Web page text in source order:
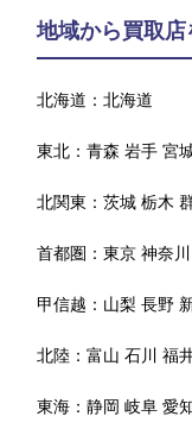
地域から買取店
北海道：北海道
東北：青森 岩手 宮
北関東：茨城 栃木
首都圏：東京 神奈川
甲信越： 山梨 長野
北陸：富山 石川 福
東海：静岡 岐阜 愛